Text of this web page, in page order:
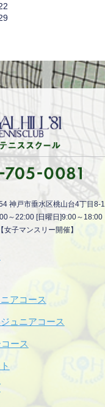
神戸市垂水区桃山台4丁目8-1
～22:00 [日曜日]9:00～18:00
女子マンスリー開催】
アコース
ュニアコース
ース